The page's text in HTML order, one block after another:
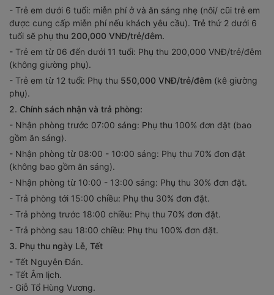
- Trẻ em dưới 6 tuổi: miễn phí ở và ăn sáng nhẹ (nôi/ cũi trẻ em
được cung cấp miễn phí nếu khách yêu cầu). Trẻ thứ 2 dưới 6
tuổi sẽ phụ thu 200,000 VNĐ/trẻ/đêm.
- Trẻ em từ 06 đến dưới 11 tuổi: Phụ thu 200,000 VNĐ/trẻ/đêm
(không giường phụ).
- Trẻ em từ 12 tuổi: Phụ thu 550,000 VNĐ/trẻ/đêm (kê giường
phụ).
2. Chính sách nhận và trả phòng:
- Nhận phòng trước 07:00 sáng: Phụ thu 100% đơn đặt (bao
gồm ăn sáng).
- Nhận phòng từ 08:00 - 10:00 sáng: Phụ thu 70% đơn đặt
(không bao gồm ăn sáng).
- Nhận phòng từ 10:00 - 13:00 sáng: Phụ thu 30% đơn đặt.
- Trả phòng tới 15:00 chiều: Phụ thu 30% đơn đặt.
- Trả phòng trước 18:00 chiều: Phụ thu 70% đơn đặt.
- Trả phòng sau 18:00 chiều: Phụ thu 100% đơn đặt.
3. Phụ thu ngày Lễ, Tết
- Tết Nguyên Đán.
- Tết Âm lịch.
- Giỗ Tổ Hùng Vương.